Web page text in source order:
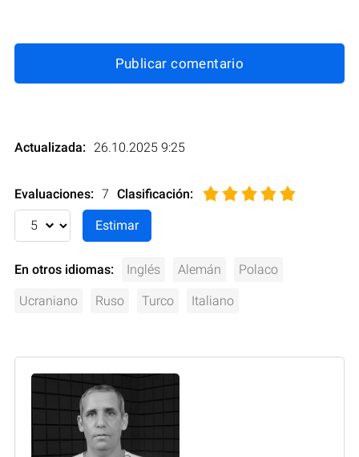
Publicar comentario
Actualizada: 26.10.2025 9:25
Evaluaciones: 7 Clasificación:
En otros idiomas: Inglés Alemán Polaco
Ucraniano Ruso Turco Italiano